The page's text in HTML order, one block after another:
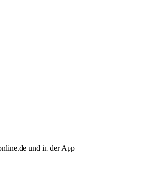
und in der App